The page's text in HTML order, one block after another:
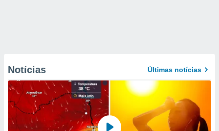
Notícias Últimas notícias